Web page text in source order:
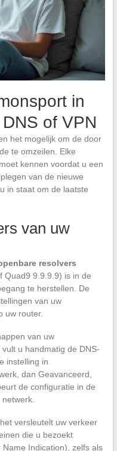
in
of VPN
het mogelijk om de door
te omzeilen. Elke
kennen voordat u een
van de nieuwe
in staat om de laatste
van uw
resolvers
Quad9 9.9.9.9) is in de
te herstellen. De
van uw
uw router.
van uw
u handmatig de DNS-
instelling in
dan Geavanceerd,
de configuratie in de
versleutelt uw verkeer
die u bezoekt
Indication), zelfs als